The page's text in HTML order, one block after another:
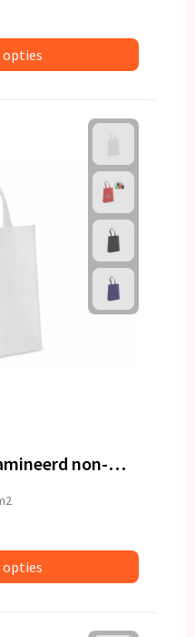
opties
R-PET Draagtas gelamineerd non-woven 30 x 12 x 40cm 105g/m²
opties